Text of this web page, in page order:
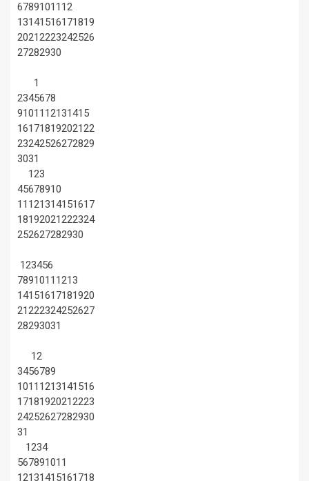
67891011 12
13141516171819
20212223242526
27282930
1
2345678
91011 12131415
16171819202122
23242526272829
3031
123
45678910
11 121314151617
18192021222324
252627282930
123456
7891011 1213
14151617181920
21222324252627
28293031
12
3456789
1011 1213141516
17181920212223
24252627282930
31
1234
567891011
12131415161718